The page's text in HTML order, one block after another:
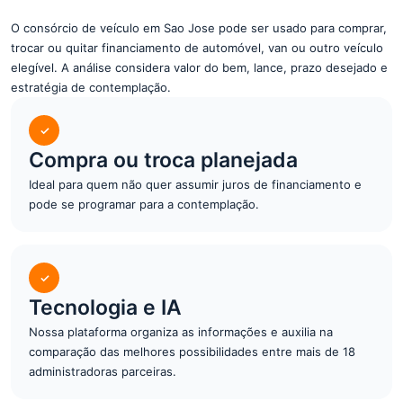
O consórcio de veículo em Sao Jose pode ser usado para comprar,
trocar ou quitar financiamento de automóvel, van ou outro veículo
elegível. A análise considera valor do bem, lance, prazo desejado e
estratégia de contemplação.
✓
Compra ou troca planejada
Ideal para quem não quer assumir juros de financiamento e
pode se programar para a contemplação.
✓
Tecnologia e IA
Nossa plataforma organiza as informações e auxilia na
comparação das melhores possibilidades entre mais de 18
administradoras parceiras.